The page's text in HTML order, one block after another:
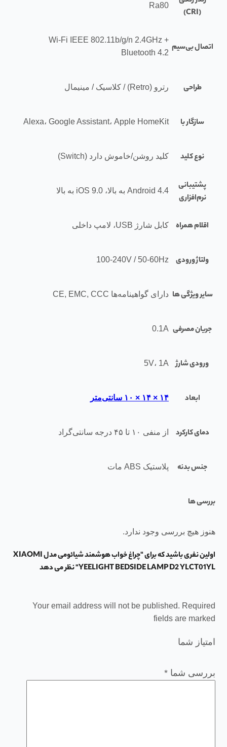
(CRI)
Ra80
اتصال بی‌سیم
Wi-Fi IEEE 802.11b/g/n 2.4GHz +
Bluetooth 4.2
طراحی رترو (Retro) / کلاسیک / مینیمال
سازگار با Alexa، Google Assistant، Apple HomeKit
نوع کلید کلید روشن/خاموش دارد (Switch)
پشتیبانی
نرم‌افزاری
Android 4.4 به بالا، iOS 9.0 به بالا
اقلام همراه کابل شارژ USB، لامپ داخلی
ولتاژ ورودی 100-240V / 50-60Hz
سایر ویژگی ها دارای گواهینامه‌ها CE, EMC, CCC
جریان مصرفی 0.1A
ورودی شارژ 5V، 1A
ابعاد ۱۴ × ۱۴ × ۱۰ سانتی‌متر
دمای کارکرد از منفی ۱۰ تا ۴۵ درجه سانتی‌گراد
جنس بدنه پلاستیک ABS مات
بررسی ها
هنوز هیچ بررسی وجود ندارد.
اولین نفری باشید که برای "چراغ خواب هوشمند شیائومی مدل XIAOMI
YEELIGHT BEDSIDE LAMP D2 YLCT01YL" نظر می دهد
Your email address will not be published. Required
fields are marked
امتیاز شما
بررسی شما *